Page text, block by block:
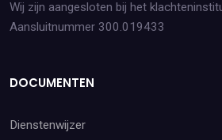
Wij zijn aangesloten bij het
Aansluitnummer 300.019433
DOCUMENTEN
Dienstenwijzer